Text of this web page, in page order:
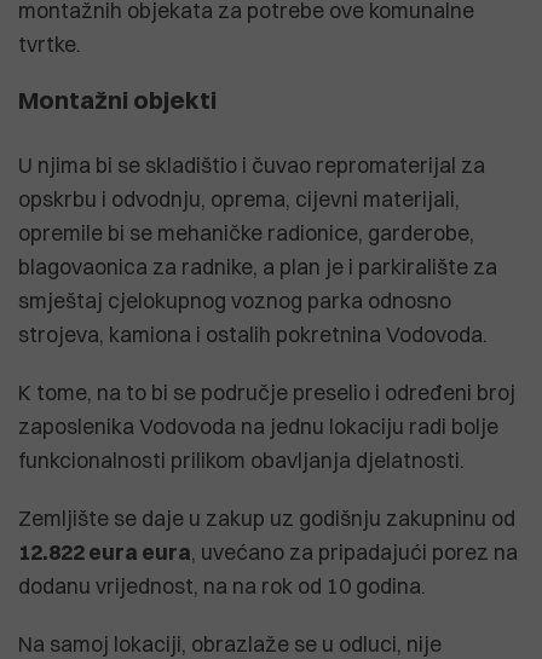
montažnih objekata za potrebe ove komunalne
tvrtke.
Montažni objekti
U njima bi se skladištio i čuvao repromaterijal za
opskrbu i odvodnju, oprema, cijevni materijali,
opremile bi se mehaničke radionice, garderobe,
blagovaonica za radnike, a plan je i parkiralište za
smještaj cjelokupnog voznog parka odnosno
strojeva, kamiona i ostalih pokretnina Vodovoda.
K tome, na to bi se područje preselio i određeni broj
zaposlenika Vodovoda na jednu lokaciju radi bolje
funkcionalnosti prilikom obavljanja djelatnosti.
Zemljište se daje u zakup uz godišnju zakupninu od
12.822 eura eura, uvećano za pripadajući porez na
dodanu vrijednost, na na rok od 10 godina.
Na samoj lokaciji, obrazlaže se u odluci, nije